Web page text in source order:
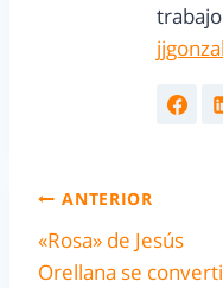
ANTERIOR
«Rosa» de Jesús
Orellana se